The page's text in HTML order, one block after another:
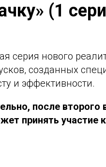
(1
серия нового
созданных
и эффективности.
после
принять участие